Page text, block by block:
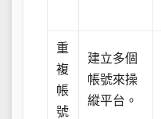
重
複
帳
號
建立多個
帳號來操
縱平台。